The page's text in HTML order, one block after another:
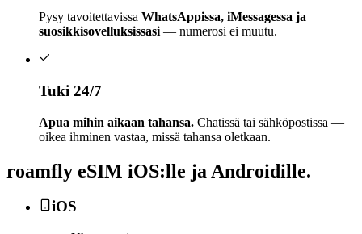
Pysy tavoitettavissa WhatsAppissa, iMessagessa ja
suosikkisovelluksissasi — numerosi ei muutu.
Tuki 24/7
Apua mihin aikaan tahansa. Chatissä tai sähköpostissa —
oikea ihminen vastaa, missä tahansa oletkaan.
roamfly eSIM iOS:lle ja Androidille.
iOS